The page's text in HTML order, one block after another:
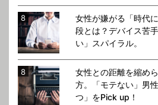
女性が嫌がる「時代
段とは？デバイス苦
い」スパイラル。
女性との距離を縮め
方。「モテない」男
つ」をPick up！